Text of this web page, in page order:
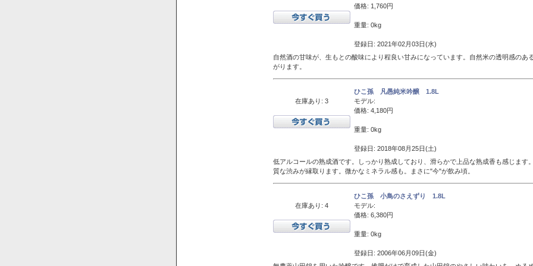
価格: 1,760円
重量: 0kg
登録日: 2021年02月03日(水)
自然酒の甘味が、生もとの酸味により程良い甘みになっています。自然米の透明感のあ
がります。
在庫あり: 3
ひこ孫 凡愚純米吟醸 1.8L
モデル:
価格: 4,180円
重量: 0kg
登録日: 2018年08月25日(土)
低アルコールの熟成酒です。しっかり熟成しており、滑らかで上品な熟成香も感じます
質な渋みが縁取ります。微かなミネラル感も。まさに"今"が飲み頃。
在庫あり: 4
ひこ孫 小鳥のさえずり 1.8L
モデル:
価格: 6,380円
重量: 0kg
登録日: 2006年06月09日(金)